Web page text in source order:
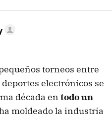
torneos entre
electrónicos se
década en todo un
moldeado la industria